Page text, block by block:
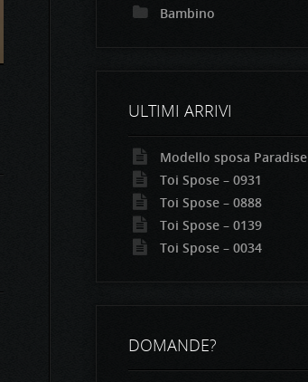
Bambino
ULTIMI ARRIVI
Modello sposa Paradise
Toi Spose – 0931
Toi Spose – 0888
Toi Spose – 0139
Toi Spose – 0034
DOMANDE?